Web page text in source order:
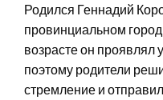
Родился Геннадий
провинциальном
возрасте он проявлял
поэтому родители
стремление и